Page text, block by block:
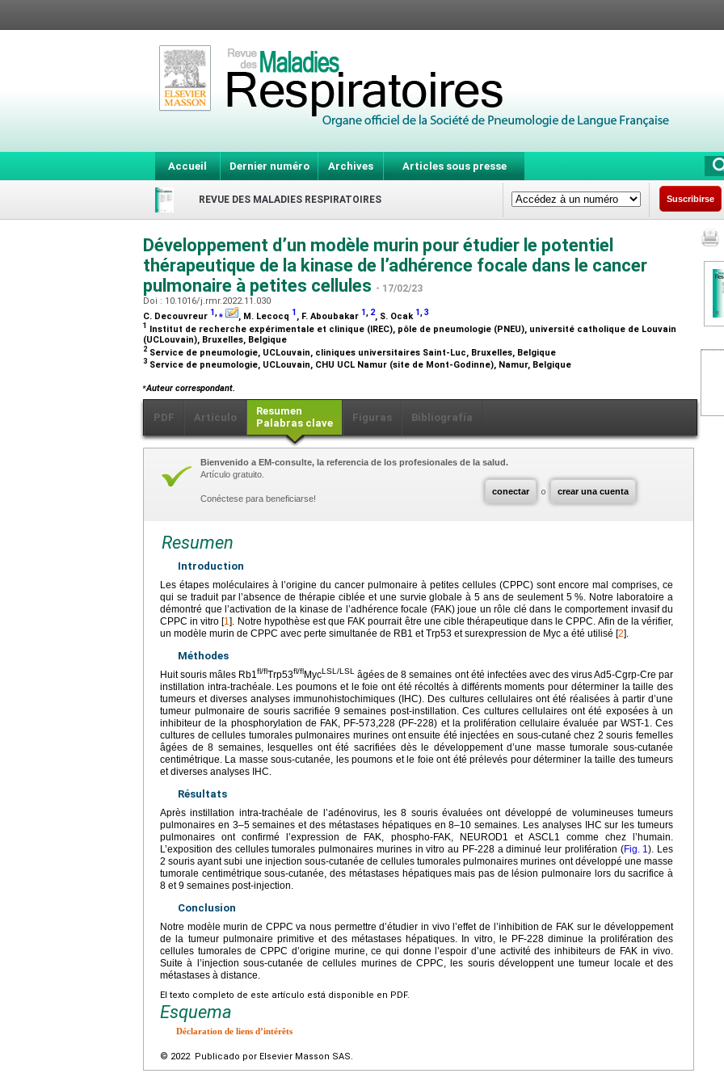
Accueil Dernier numéro Archives Articles sous presse
REVUE DES MALADIES RESPIRATOIRES Suscribirse
Développement d’un modèle murin pour étudier le potentiel
thérapeutique de la kinase de l’adhérence focale dans le cancer
pulmonaire à petites cellules - 17/02/23
Doi : 10.1016/j.rmr.2022.11.030
C. Decouvreur 1,⁎ , M. Lecocq 1 , F. Aboubakar 1, 2, S. Ocak 1,3
1 Institut de recherche expérimentale et clinique (IREC), pôle de pneumologie (PNEU), université catholique de Louvain
(UCLouvain), Bruxelles, Belgique
2 Service de pneumologie, UCLouvain, cliniques universitaires Saint-Luc, Bruxelles, Belgique
3 Service de pneumologie, UCLouvain, CHU UCL Namur (site de Mont-Godinne), Namur, Belgique
⁎Auteur correspondant.
PDF Artículo
Resumen
Palabras clave
Figuras Bibliografía
conectar o crear una cuenta
Bienvenido a EM-consulte, la referencia de los profesionales de la salud.
Artículo gratuito.
Conéctese para beneficiarse!
Resumen
Introduction
Les étapes moléculaires à l’origine du cancer pulmonaire à petites cellules (CPPC) sont encore mal comprises, ce
qui se traduit par l’absence de thérapie ciblée et une survie globale à 5 ans de seulement 5 %. Notre laboratoire a
démontré que l’activation de la kinase de l’adhérence focale (FAK) joue un rôle clé dans le comportement invasif du
CPPC in vitro [1]. Notre hypothèse est que FAK pourrait être une cible thérapeutique dans le CPPC. Afin de la vérifier,
un modèle murin de CPPC avec perte simultanée de RB1 et Trp53 et surexpression de Myc a été utilisé [2].
Méthodes
Huit souris mâles Rb1fl/flTrp53fl/flMycLSL/LSL
âgées de 8 semaines ont été infectées avec des virus Ad5-Cgrp-Cre par
instillation intra-trachéale. Les poumons et le foie ont été récoltés à différents moments pour déterminer la taille des
tumeurs et diverses analyses immunohistochimiques (IHC). Des cultures cellulaires ont été réalisées à partir d’une
tumeur pulmonaire de souris sacrifiée 9 semaines post-instillation. Ces cultures cellulaires ont été exposées à un
inhibiteur de la phosphorylation de FAK, PF-573,228 (PF-228) et la prolifération cellulaire évaluée par WST-1. Ces
cultures de cellules tumorales pulmonaires murines ont ensuite été injectées en sous-cutané chez 2 souris femelles
âgées de 8 semaines, lesquelles ont été sacrifiées dès le développement d’une masse tumorale sous-cutanée
centimétrique. La masse sous-cutanée, les poumons et le foie ont été prélevés pour déterminer la taille des tumeurs
et diverses analyses IHC.
Résultats
Après instillation intra-trachéale de l’adénovirus, les 8 souris évaluées ont développé de volumineuses tumeurs
pulmonaires en 3–5 semaines et des métastases hépatiques en 8–10 semaines. Les analyses IHC sur les tumeurs
pulmonaires ont confirmé l’expression de FAK, phospho-FAK, NEUROD1 et ASCL1 comme chez l’humain.
L’exposition des cellules tumorales pulmonaires murines in vitro au PF-228 a diminué leur prolifération (Fig. 1). Les
2 souris ayant subi une injection sous-cutanée de cellules tumorales pulmonaires murines ont développé une masse
tumorale centimétrique sous-cutanée, des métastases hépatiques mais pas de lésion pulmonaire lors du sacrifice à
8 et 9 semaines post-injection.
Conclusion
Notre modèle murin de CPPC va nous permettre d’étudier in vivo l’effet de l’inhibition de FAK sur le développement
de la tumeur pulmonaire primitive et des métastases hépatiques. In vitro, le PF-228 diminue la prolifération des
cellules tumorales de CPPC d’origine murine, ce qui donne l’espoir d’une activité des inhibiteurs de FAK in vivo.
Suite à l’injection sous-cutanée de cellules murines de CPPC, les souris développent une tumeur locale et des
métastases à distance.
El texto completo de este artículo está disponible en PDF.
Esquema
Déclaration de liens d’intérêts
© 2022 Publicado por Elsevier Masson SAS.